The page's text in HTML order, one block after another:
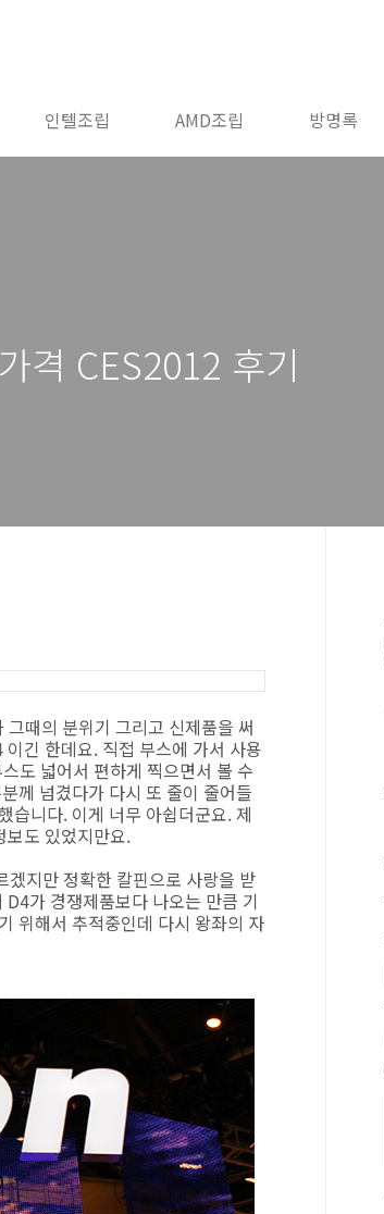
인텔조립 AMD조립 방명록
격 CES2012 후기
때의 분위기 그리고 신제품을 써
긴 한데요. 직접 부스에 가서 사용
도 넓어서 편하게 찍으면서 볼 수
께 넘겼다가 다시 또 줄이 줄어들
습니다. 이게 너무 아쉽더군요. 제
보도 있었지만요.
지만 정확한 칼핀으로 사랑을 받
가 경쟁제품보다 나오는 만큼 기
위해서 추적중인데 다시 왕좌의 자